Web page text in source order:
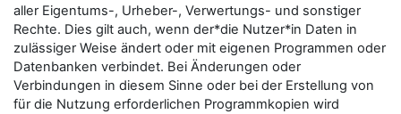
aller Eigentums-, Urheber-, Verwertungs- und sonstiger
Rechte. Dies gilt auch, wenn der*die Nutzer*in Daten in
zulässiger Weise ändert oder mit eigenen Programmen oder
Datenbanken verbindet. Bei Änderungen oder
Verbindungen in diesem Sinne oder bei der Erstellung von
für die Nutzung erforderlichen Programmkopien wird